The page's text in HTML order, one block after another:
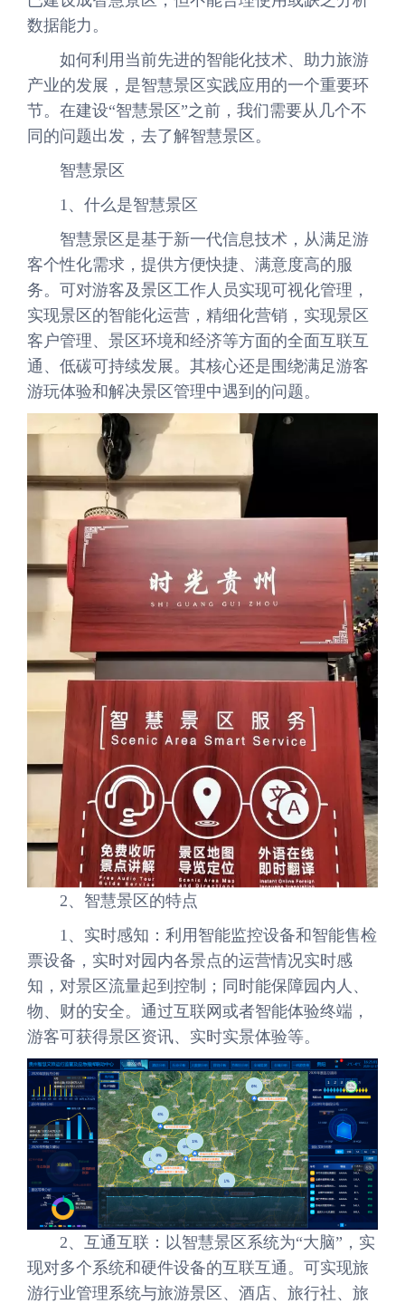
数据能力。
如何利用当前先进的智能化技术、助力旅游
产业的发展，是智慧景区实践应用的一个重要环
节。在建设“智慧景区”之前，我们需要从几个不
同的问题出发，去了解智慧景区。
智慧景区
1、什么是智慧景区
智慧景区是基于新一代信息技术，从满足游
客个性化需求，提供方便快捷、满意度高的服
务。可对游客及景区工作人员实现可视化管理，
实现景区的智能化运营，精细化营销，实现景区
客户管理、景区环境和经济等方面的全面互联互
通、低碳可持续发展。其核心还是围绕满足游客
游玩体验和解决景区管理中遇到的问题。
2、智慧景区的特点
1、实时感知：利用智能监控设备和智能售检
票设备，实时对园内各景点的运营情况实时感
知，对景区流量起到控制；同时能保障园内人、
物、财的安全。通过互联网或者智能体验终端，
游客可获得景区资讯、实时实景体验等。
2、互通互联：以智慧景区系统为“大脑”，实
现对多个系统和硬件设备的互联互通。可实现旅
游行业管理系统与旅游景区、酒店、旅行社、旅